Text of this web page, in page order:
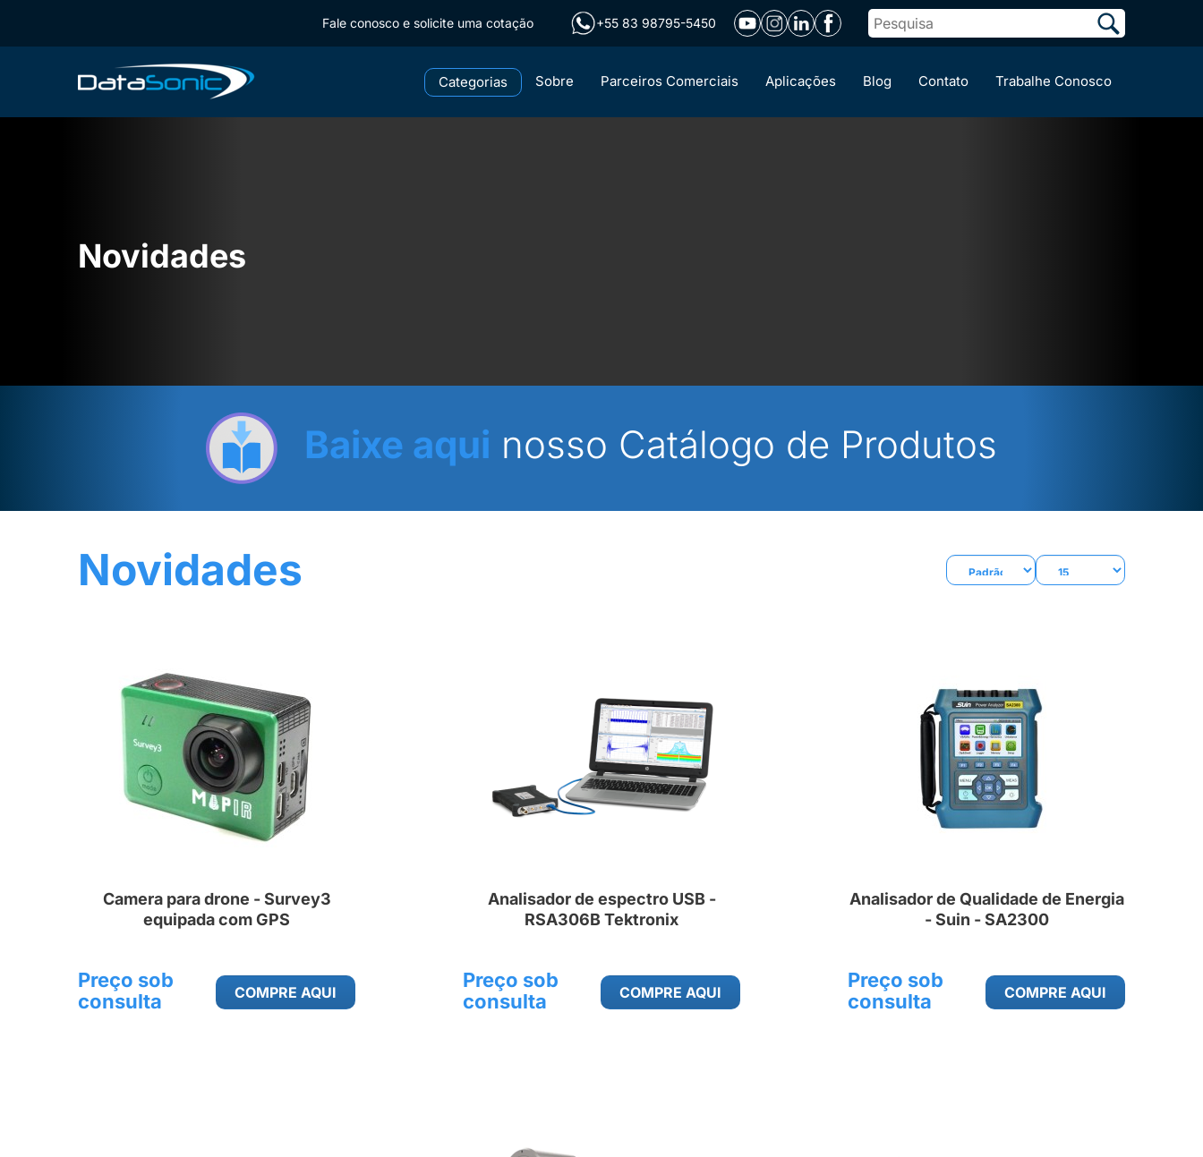
Fale conosco e solicite uma cotação +55 83 98795-5450
Categorias Sobre Parceiros Comerciais Aplicações Blog Contato Trabalhe Conosco
Novidades
Baixe aqui nosso Catálogo de Produtos
Novidades
Camera para drone - Survey3
equipada com GPS
Preço sob
consulta
COMPRE AQUI
Analisador de espectro USB -
RSA306B Tektronix
Preço sob
consulta
COMPRE AQUI
Analisador de Qualidade de Energia
- Suin - SA2300
Preço sob
consulta
COMPRE AQUI